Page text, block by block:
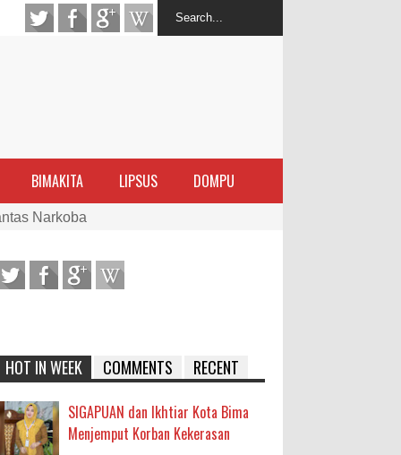
BIMAKITA LIPSUS DOMPU
Narkoba
Kewirausahaan Kota Bima
Perairan Sanggar
Layanan Berjalan Bertahap
HOT IN WEEK COMMENTS RECENT
SIGAPUAN dan Ikhtiar Kota Bima
Menjemput Korban Kekerasan